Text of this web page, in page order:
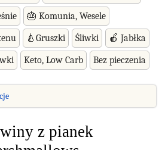
🎂 Komunia, Wesele
🍐Gruszki Śliwki 🍎 Jabłka
Keto, Low Carb Bez pieczenia
z pianek